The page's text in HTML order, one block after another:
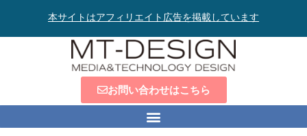
本サイトはアフィリエイト広告を掲載しています
お問い合わせはこちら